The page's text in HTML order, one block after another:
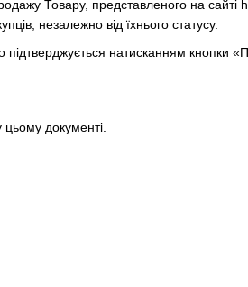
Товару, представленого на сайті
незалежно від їхнього статусу.
натисканням кнопки
документі.